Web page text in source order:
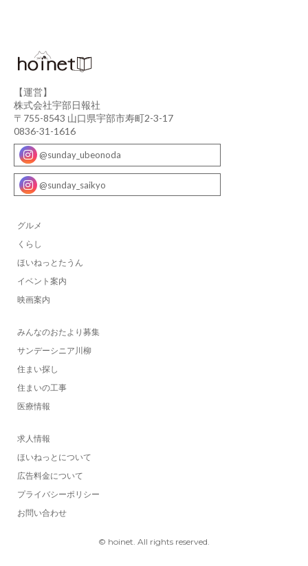
【運営】
株式会社宇部日報社
〒755-8543 山口県宇部市寿町2-3-17
0836-31-1616
@sunday_ubeonoda
@sunday_saikyo
グルメ
くらし
ほいねっとたうん
イベント案内
映画案内
みんなのおたより募集
サンデーシニア川柳
住まい探し
住まいの工事
医療情報
求人情報
ほいねっとについて
広告料金について
プライバシーポリシー
お問い合わせ
© hoinet. All rights reserved.